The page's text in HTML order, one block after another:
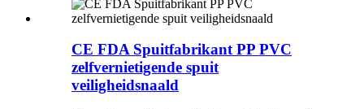
CE FDA Spuitfabrikant PP PVC
zelfvernietigende spuit
veiligheidsnaald